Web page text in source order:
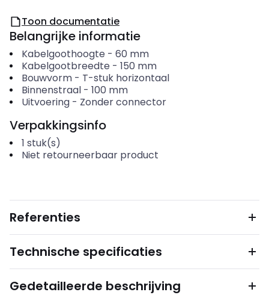
Toon documentatie
Belangrijke informatie
Kabelgoothoogte - 60 mm
Kabelgootbreedte - 150 mm
Bouwvorm- T-stuk horizontaal
Binnenstraal- 100 mm
Uitvoering- Zonder connector
Verpakkingsinfo
1 stuk(s)
Niet retourneerbaar product
Referenties
Technische specificaties
Gedetailleerde beschrijving